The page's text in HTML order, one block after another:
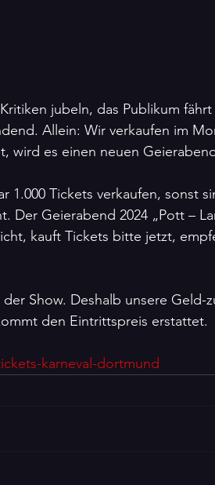
jubeln, das Publikum
Allein: Wir verkaufen im
wird es einen neuen
1.000 Tickets verkaufen, sonst
Der Geierabend 2024 „Pott –
kauft Tickets bitte jetzt,
Show. Deshalb unsere Geld-
den Eintrittspreis erstattet.
karneval-dortmund